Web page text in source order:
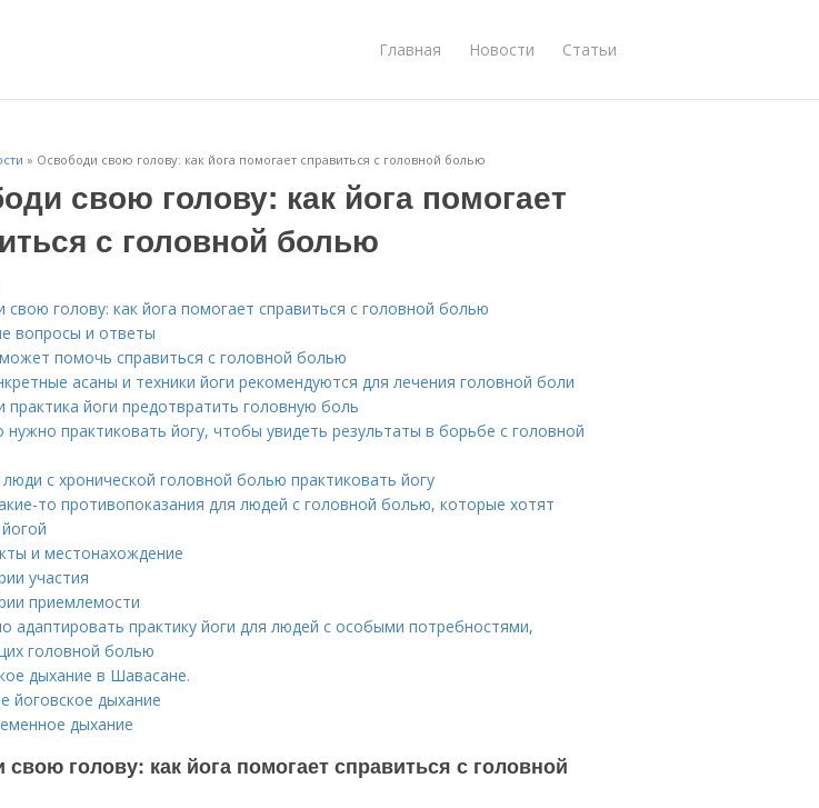
Главная Новости Статьи
» Освободи свою голову: как йога помогает справиться с головной болью
свою голову: как йога помогает
с головной болью
свою голову: как йога помогает справиться с головной болью
вопросы и ответы
помочь справиться с головной болью
асаны и техники йоги рекомендуются для лечения головной боли
йоги предотвратить головную боль
нужно практиковать йогу, чтобы увидеть результаты в борьбе с головной
с хронической головной болью практиковать йогу
то противопоказания для людей с головной болью, которые хотят
и местонахождение
участия
приемлемости
адаптировать практику йоги для людей с особыми потребностями,
головной болью
дыхание в Шавасане.
йоговское дыхание
дыхание
голову: как йога помогает справиться с головной